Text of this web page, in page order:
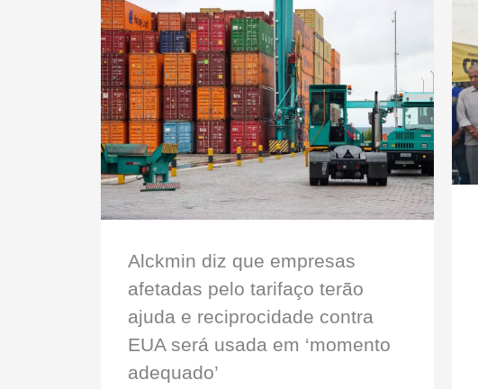
Alckmin diz que empresas
afetadas pelo tarifaço terão
ajuda e reciprocidade contra
EUA será usada em ‘momento
adequado’